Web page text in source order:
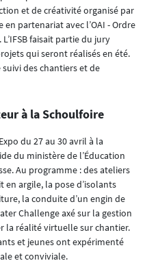
et de créativité organisé par
en partenariat avec l’OAI - Ordre
faisait partie du jury
qui seront réalisés en été.
des chantiers et de
à la Schoulfoire
du 27 au 30 avril à la
du ministère de l’Éducation
Au programme : des ateliers
en argile, la pose d’isolants
la conduite d’un engin de
Challenge axé sur la gestion
la réalité virtuelle sur chantier.
et jeunes ont expérimenté
et conviviale.